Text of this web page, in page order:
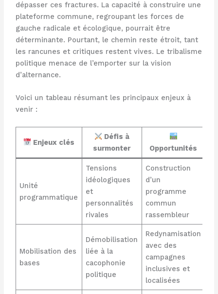
dépasser ces fractures. La capacité à construire une
plateforme commune, regroupant les forces de
gauche radicale et écologique, pourrait être
déterminante. Pourtant, le chemin reste étroit, tant
les rancunes et critiques restent vives. Le tribalisme
politique menace de l’emporter sur la vision
d’alternance.
Voici un tableau résumant les principaux enjeux à
venir :
Enjeux clés
Défis à
surmonter
Opportunités
Unité
programmatique
Tensions
idéologiques
et
personnalités
rivales
Construction
d’un
programme
commun
rassembleur
Mobilisation des
bases
Démobilisation
liée à la
cacophonie
politique
Redynamisation
avec des
campagnes
inclusives et
localisées